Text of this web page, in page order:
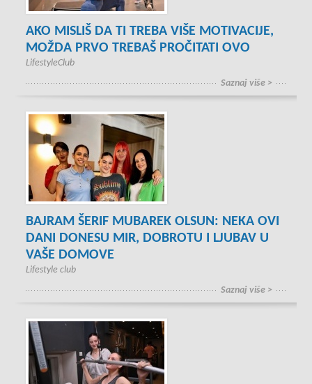
AKO MISLIŠ DA TI TREBA VIŠE MOTIVACIJE,
MOŽDA PRVO TREBAŠ PROČITATI OVO
LifestyleClub
Saznaj više >
BAJRAM ŠERIF MUBAREK OLSUN: NEKA OVI
DANI DONESU MIR, DOBROTU I LJUBAV U
VAŠE DOMOVE
Lifestyle club
Saznaj više >